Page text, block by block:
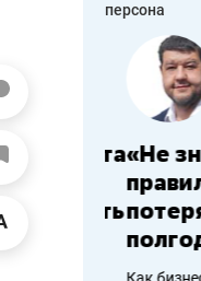
персона
работа «Не